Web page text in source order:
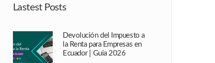
Lastest Posts
Devolución del Impuesto a
la Renta para Empresas en
Ecuador | Guía 2026